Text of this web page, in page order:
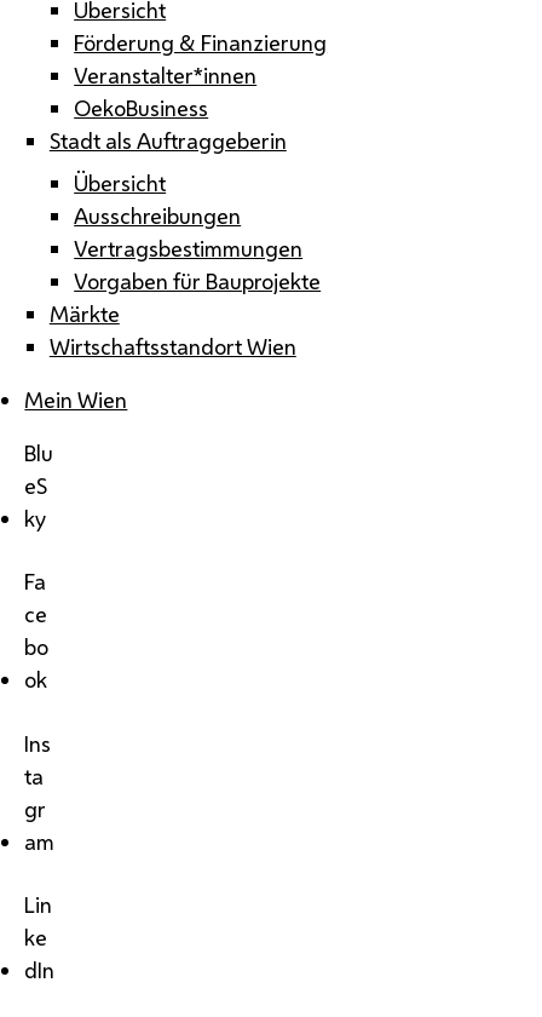
Übersicht
Förderung & Finanzierung
Veranstalter*innen
OekoBusiness
Stadt als Auftraggeberin
Übersicht
Ausschreibungen
Vertragsbestimmungen
Vorgaben für Bauprojekte
Märkte
Wirtschaftsstandort Wien
Mein Wien
Blu
eS
ky
Fa
ce
bo
ok
Ins
ta
gr
am
Lin
ke
dIn